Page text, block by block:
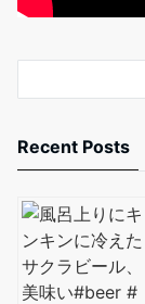
Recent Posts